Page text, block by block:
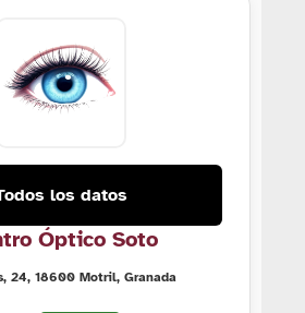
los datos
Óptico Soto
24, 18600 Motril, Granada